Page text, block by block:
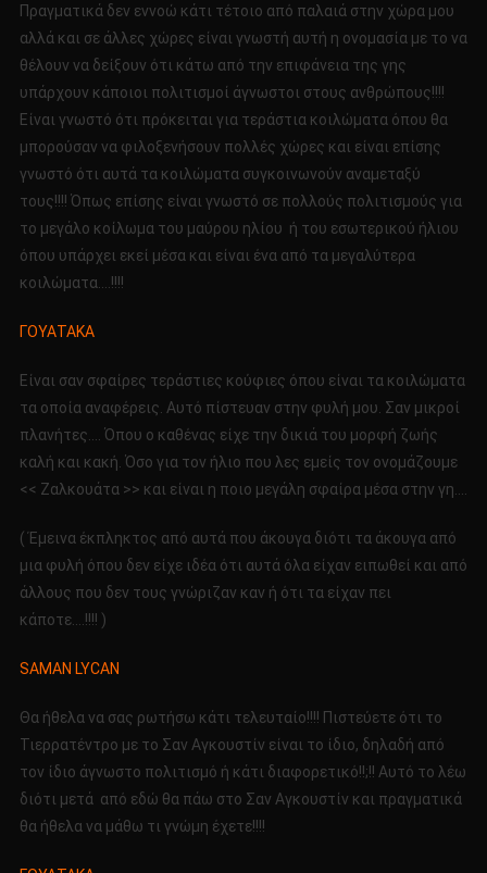
Πραγματικά δεν εννοώ κάτι τέτοιο από παλαιά στην χώρα μου
αλλά και σε άλλες χώρες είναι γνωστή αυτή η ονομασία με το να
θέλουν να δείξουν ότι κάτω από την επιφάνεια της γης
υπάρχουν κάποιοι πολιτισμοί άγνωστοι στους ανθρώπους!!!!
Είναι γνωστό ότι πρόκειται για τεράστια κοιλώματα όπου θα
μπορούσαν να φιλοξενήσουν πολλές χώρες και είναι επίσης
γνωστό ότι αυτά τα κοιλώματα συγκοινωνούν αναμεταξύ
τους!!!! Όπως επίσης είναι γνωστό σε πολλούς πολιτισμούς για
το μεγάλο κοίλωμα του μαύρου ηλίου ή του εσωτερικού ήλιου
όπου υπάρχει εκεί μέσα και είναι ένα από τα μεγαλύτερα
κοιλώματα….!!!!
ΓΟΥΑΤΑΚΑ
Είναι σαν σφαίρες τεράστιες κούφιες όπου είναι τα κοιλώματα
τα οποία αναφέρεις. Αυτό πίστευαν στην φυλή μου. Σαν μικροί
πλανήτες…. Όπου ο καθένας είχε την δικιά του μορφή ζωής
καλή και κακή. Όσο για τον ήλιο που λες εμείς τον ονομάζουμε
<< Ζαλκουάτα >> και είναι η ποιο μεγάλη σφαίρα μέσα στην γη….
( Έμεινα έκπληκτος από αυτά που άκουγα διότι τα άκουγα από
μια φυλή όπου δεν είχε ιδέα ότι αυτά όλα είχαν ειπωθεί και από
άλλους που δεν τους γνώριζαν καν ή ότι τα είχαν πει
κάποτε….!!!! )
SAMAN LYCAN
Θα ήθελα να σας ρωτήσω κάτι τελευταίο!!!! Πιστεύετε ότι το
Τιερρατέντρο με το Σαν Αγκουστίν είναι το ίδιο, δηλαδή από
τον ίδιο άγνωστο πολιτισμό ή κάτι διαφορετικό!!;!! Αυτό το λέω
διότι μετά από εδώ θα πάω στο Σαν Αγκουστίν και πραγματικά
θα ήθελα να μάθω τι γνώμη έχετε!!!!